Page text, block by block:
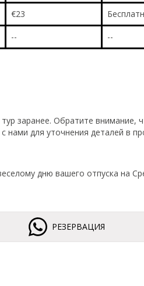
€23
-- --
заранее. Обратите внимание,
для уточнения деталей в
дню вашего отпуска на
РЕЗЕРВАЦИЯ